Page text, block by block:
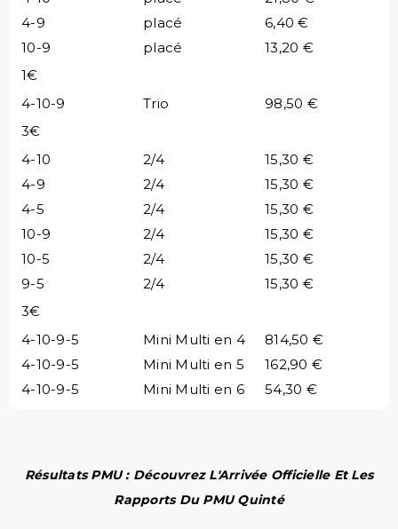
4-9
placé
6,40 €
10-9
placé
13,20 €
1€
4-10-9
Trio
98,50 €
3€
4-10
2/4
15,30 €
4-9
2/4
15,30 €
4-5
2/4
15,30 €
10-9
2/4
15,30 €
10-5
2/4
15,30 €
9-5
2/4
15,30 €
3€
4-10-9-5
Mini Multi en 4
814,50 €
4-10-9-5
Mini Multi en 5
162,90 €
4-10-9-5
Mini Multi en 6 54,30 €
Résultats PMU : Découvrez L'Arrivée Officielle Et Les
Rapports Du PMU Quinté